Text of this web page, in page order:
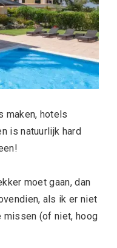
maken, hotels
is natuurlijk hard
moet gaan, dan
als ik er niet
missen (of niet, hoog